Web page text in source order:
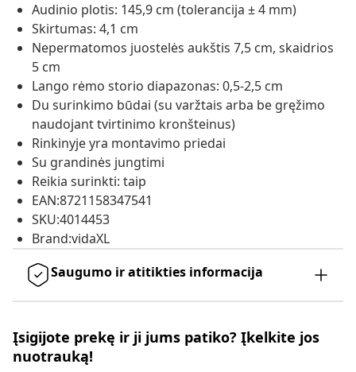
Audinio plotis: 145,9 cm (tolerancija ± 4 mm)
Skirtumas: 4,1 cm
Nepermatomos juostelės aukštis 7,5 cm, skaidrios
5 cm
Lango rėmo storio diapazonas: 0,5-2,5 cm
Du surinkimo būdai (su varžtais arba be gręžimo
naudojant tvirtinimo kronšteinus)
Rinkinyje yra montavimo priedai
Su grandinės jungtimi
Reikia surinkti: taip
EAN:8721158347541
SKU:4014453
Brand:vidaXL
Saugumo ir atitikties informacija
Įsigijote prekę ir ji jums patiko? Įkelkite jos
nuotrauką!